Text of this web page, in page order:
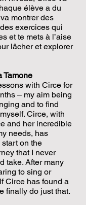
élève a du
montrer des
exercices qui
et te mets à l’aise
lâcher et explorer
Tamone
with Circe for
– my aim being
and to find
Circe, with
and her incredible
needs, has
on the
that I never
take. After many
to sing or
Circe has found a
finally do just that.